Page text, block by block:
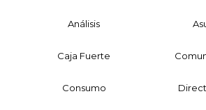
Análisis
Caja Fuerte
Consumo